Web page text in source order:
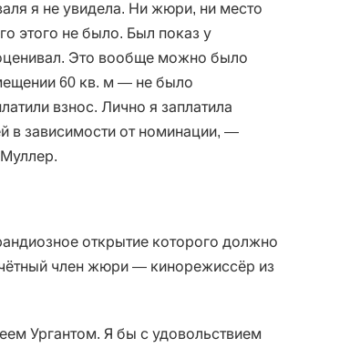
я не увидела. Ни жюри, ни место
этого не было. Был показ у
Это вообще можно было
60 кв. м — не было
взнос. Лично я заплатила
в зависимости от номинации, —
открытие которого должно
член жюри — кинорежиссёр из
Ургантом. Я бы с удовольствием